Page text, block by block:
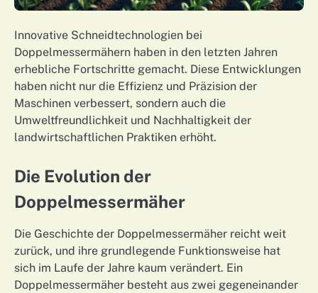
Innovative Schneidtechnologien bei
Doppelmessermähern haben in den letzten Jahren
erhebliche Fortschritte gemacht. Diese Entwicklungen
haben nicht nur die Effizienz und Präzision der
Maschinen verbessert, sondern auch die
Umweltfreundlichkeit und Nachhaltigkeit der
landwirtschaftlichen Praktiken erhöht.
Die Evolution der
Doppelmessermäher
Die Geschichte der Doppelmessermäher reicht weit
zurück, und ihre grundlegende Funktionsweise hat
sich im Laufe der Jahre kaum verändert. Ein
Doppelmessermäher besteht aus zwei gegeneinander